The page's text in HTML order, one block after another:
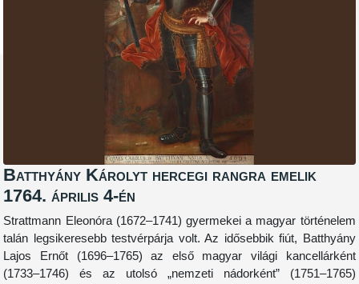
Batthyány Károlyt hercegi rangra emelik
1764. április 4-én
Strattmann Eleonóra (1672–1741) gyermekei a magyar történelem
talán legsikeresebb testvérpárja volt. Az idősebbik fiút, Batthyány
Lajos Ernőt (1696–1765) az első magyar világi kancellárként
(1733–1746) és az utolsó „nemzeti nádorként” (1751–1765)